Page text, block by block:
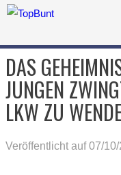
DAS
JUNGEN
LKW ZU
Veröffentlicht auf 07/